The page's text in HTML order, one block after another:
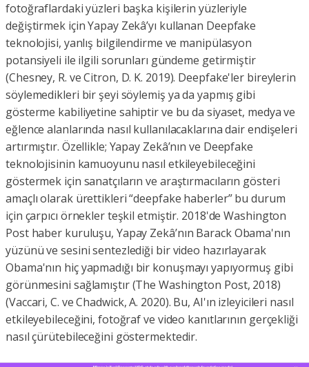
fotoğraflardaki yüzleri başka kişilerin yüzleriyle
değiştirmek için Yapay Zekâ’yı kullanan Deepfake
teknolojisi, yanlış bilgilendirme ve manipülasyon
potansiyeli ile ilgili sorunları gündeme getirmiştir
(Chesney, R. ve Citron, D. K. 2019). Deepfake'ler bireylerin
söylemedikleri bir şeyi söylemiş ya da yapmış gibi
gösterme kabiliyetine sahiptir ve bu da siyaset, medya ve
eğlence alanlarında nasıl kullanılacaklarına dair endişeleri
artırmıştır. Özellikle; Yapay Zekâ’nın ve Deepfake
teknolojisinin kamuoyunu nasıl etkileyebileceğini
göstermek için sanatçıların ve araştırmacıların gösteri
amaçlı olarak ürettikleri “deepfake haberler” bu durum
için çarpıcı örnekler teşkil etmiştir. 2018'de Washington
Post haber kuruluşu, Yapay Zekâ’nın Barack Obama'nın
yüzünü ve sesini sentezlediği bir video hazırlayarak
Obama'nın hiç yapmadığı bir konuşmayı yapıyormuş gibi
görünmesini sağlamıştır (The Washington Post, 2018)
(Vaccari, C. ve Chadwick, A. 2020). Bu, AI'ın izleyicileri nasıl
etkileyebileceğini, fotoğraf ve video kanıtlarının gerçekliği
nasıl çürütebileceğini göstermektedir.